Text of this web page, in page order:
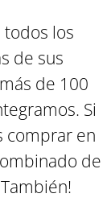
todos los
de sus
de 100
Si
comprar en
de
!